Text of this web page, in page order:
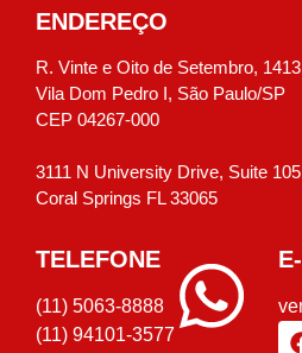
ENDEREÇO
R. Vinte e Oito de Setembro, 1413
Vila Dom Pedro I, São Paulo/SP
CEP 04267-000
3111 N University Drive, Suite 105
Coral Springs FL 33065
TELEFONE
(11) 5063-8888
(11) 94101-3577